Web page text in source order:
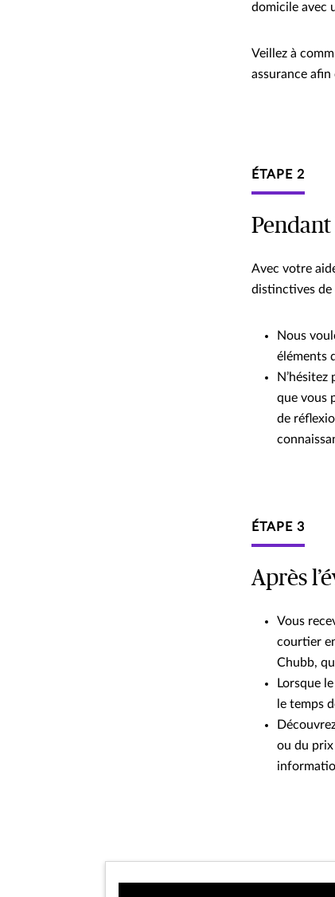
domicile avec
Veillez à
assurance
ÉTAPE 2
Avec votre
distinctives de
Nous
éléments
que vous
de
ÉTAPE 3
Après
Vous
courtier
Chubb,
Lorsque
le temps
ou du prix